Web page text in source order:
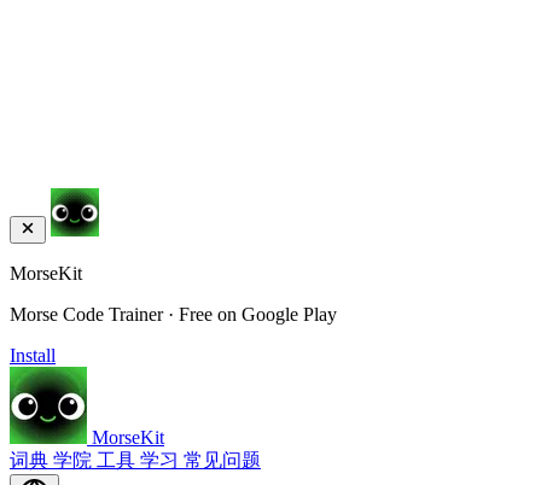
MorseKit
Morse Code Trainer · Free on Google Play
Install
MorseKit
词典 学院 工具 学习 常见问题